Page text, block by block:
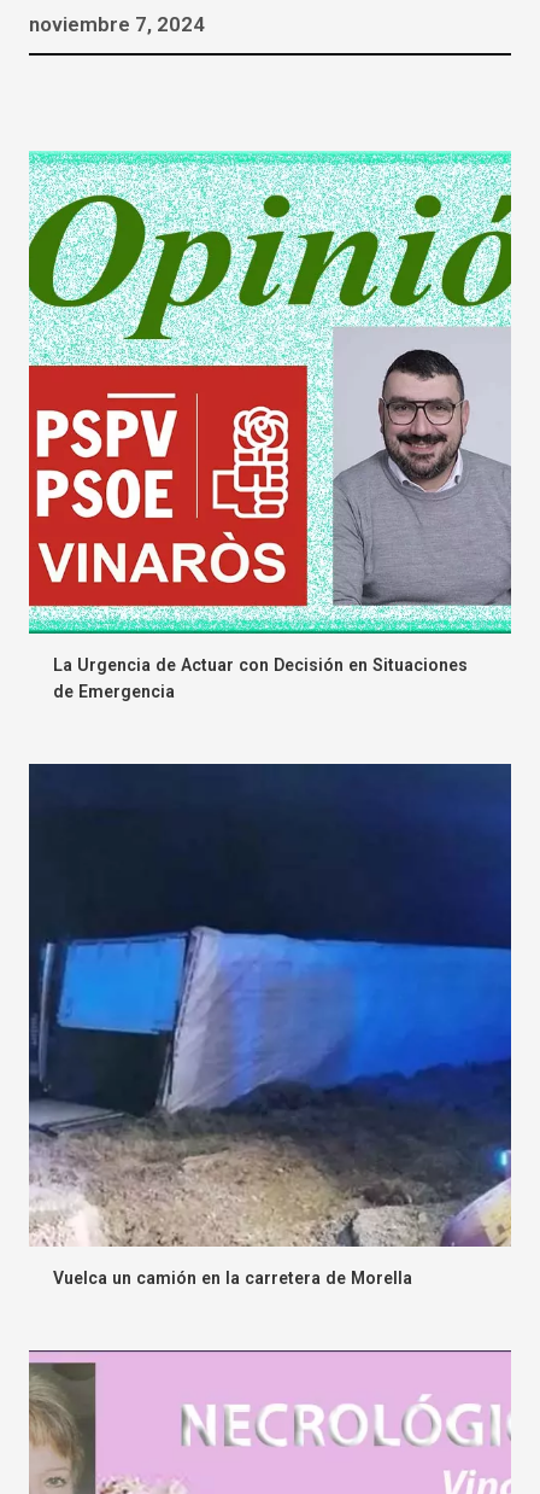
noviembre 7, 2024
La Urgencia de Actuar con Decisión en Situaciones
de Emergencia
Vuelca un camión en la carretera de Morella